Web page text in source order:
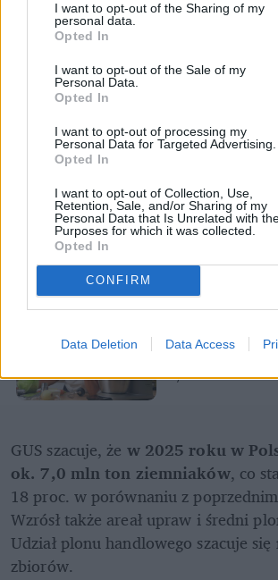
I want to opt-out of the Sharing of my
personal data.
Opted In
I want to opt-out of the Sale of my
Personal Data.
Opted In
I want to opt-out of processing my
Personal Data for Targeted Advertising.
Opted In
I want to opt-out of Collection, Use,
Retention, Sale, and/or Sharing of my
Personal Data that Is Unrelated with
Purposes for which it was collected.
Opted In
CONFIRM
Data Deletion Data Access
Domowy obiad od
czy to możliwe
GUS szacuje, że w 2025 roku w
ok. 7,0 mln ton ziemniaków, co
18 proc. w porównaniu z
Wzrósł także areał upraw i średni
Udział plonu handlowego szacuje
zbiorów.